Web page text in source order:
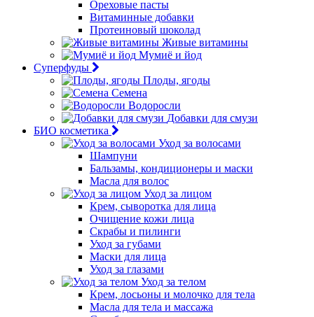
Ореховые пасты
Витаминные добавки
Протеиновый шоколад
Живые витамины
Мумиё и йод
Суперфуды
Плоды, ягоды
Семена
Водоросли
Добавки для смузи
БИО косметика
Уход за волосами
Шампуни
Бальзамы, кондиционеры и маски
Масла для волос
Уход за лицом
Крем, сыворотка для лица
Очищение кожи лица
Скрабы и пилинги
Уход за губами
Маски для лица
Уход за глазами
Уход за телом
Крем, лосьоны и молочко для тела
Масла для тела и массажа